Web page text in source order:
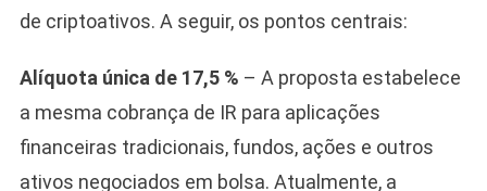
de criptoativos. A seguir, os pontos centrais:
Alíquota única de 17,5 % – A proposta estabelece
a mesma cobrança de IR para aplicações
financeiras tradicionais, fundos, ações e outros
ativos negociados em bolsa. Atualmente, a